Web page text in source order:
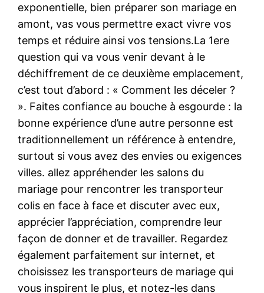
exponentielle, bien préparer son mariage en
amont, vas vous permettre exact vivre vos
temps et réduire ainsi vos tensions.La 1ere
question qui va vous venir devant à le
déchiffrement de ce deuxième emplacement,
c’est tout d’abord : « Comment les déceler ?
». Faites confiance au bouche à esgourde : la
bonne expérience d’une autre personne est
traditionnellement un référence à entendre,
surtout si vous avez des envies ou exigences
villes. allez appréhender les salons du
mariage pour rencontrer les transporteur
colis en face à face et discuter avec eux,
apprécier l’appréciation, comprendre leur
façon de donner et de travailler. Regardez
également parfaitement sur internet, et
choisissez les transporteurs de mariage qui
vous inspirent le plus, et notez-les dans